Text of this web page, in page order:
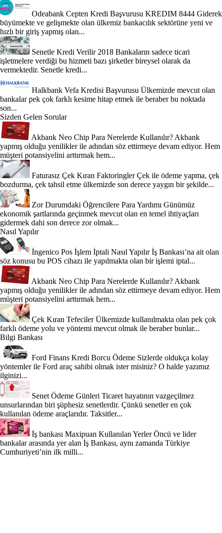
Odeabank Cepten Kredi Başvurusu KREDIM 8444 Giderek
büyümekte ve gelişmekte olan ülkemiz bankacılık sektörüne yeni ve
hızlı bir giriş yapmış olan...
Senetle Kredi Verilir 2018 Bankaların sadece ticari
işletmelere verdiği bu hizmeti bazı şirketler bireysel olarak da
vermektedir. Senetle kredi...
Halkbank Vefa Kredisi Başvurusu Ülkemizde mevcut olan
bankalar pek çok farklı kesime hitap etmek ile beraber bu noktada
son...
Sizden Gelen Sorular
Akbank Neo Chip Para Nerelerde Kullanılır? Akbank
yapmış olduğu yenilikler ile adından söz ettirmeye devam ediyor. Hem
müşteri potansiyelini arttırmak hem...
Faturasız Çek Kıran Faktoringler Çek ile ödeme yapma, çek
bozdurma, çek tahsil etme ülkemizde son derece yaygın bir şekilde...
Zor Durumdaki Öğrencilere Para Yardımı Günümüz
ekonomik şartlarında geçinmek mevcut olan en temel ihtiyaçları
gidermek dahi son derece zor olmak...
Nasıl Yapılır
İngenico Pos İşlem İptali Nasıl Yapılır İş Bankası’na ait olan
söz konusu bu POS cihazı ile yapılmakta olan bir işlemi iptal...
Akbank Neo Chip Para Nerelerde Kullanılır? Akbank
yapmış olduğu yenilikler ile adından söz ettirmeye devam ediyor. Hem
müşteri potansiyelini arttırmak hem...
Çek Kıran Tefeciler Ülkemizde kullanılmakta olan pek çok
farklı ödeme yolu ve yöntemi mevcut olmak ile beraber bunlar...
Bilgi Bankası
Ford Finans Kredi Borcu Ödeme Sizlerde oldukça kolay
yöntemler ile Ford araç sahibi olmak ister misiniz? O halde yazımız
ilginizi...
Senet Ödeme Günleri Ticaret hayatının vazgeçilmez
unsurlarından biri şüphesiz senetlerdir. Çünkü senetler en çok
kullanılan ödeme araçlarıdır. Taksitler...
İş bankası Maxipuan Kullanılan Yerler Öncü ve lider
bankalar arasında yer alan İş Bankası, aynı zamanda Türkiye
Cumhuriyeti’nin ilk milli...